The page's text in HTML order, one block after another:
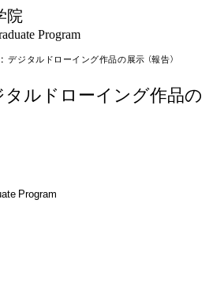
院
Program
デジタルドローイング作品の展示（報告）
ルドローイング作品の
Program